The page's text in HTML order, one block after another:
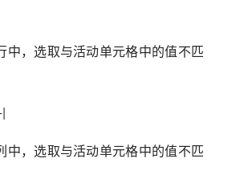
中，选取与活动单元格中的值不匹
中，选取与活动单元格中的值不匹